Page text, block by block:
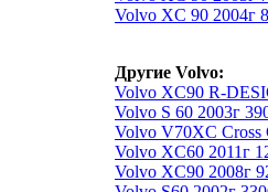
Volvo XC 90 2004г
Другие Volvo:
Volvo XC90 R-
Volvo S 60 2003г
Volvo V70XC Cross
Volvo XC60 2011г
Volvo XC90 2008г